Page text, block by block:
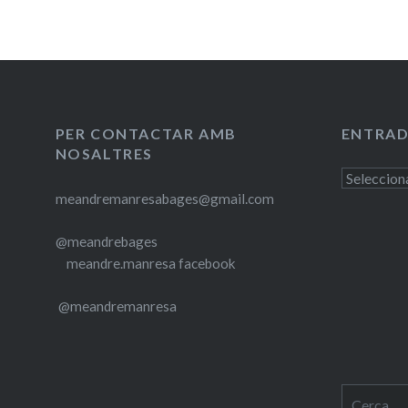
PER CONTACTAR AMB
NOSALTRES
meandremanresabages@gmail.com
@meandrebages
meandre.manresa facebook
@meandremanresa
Entrades